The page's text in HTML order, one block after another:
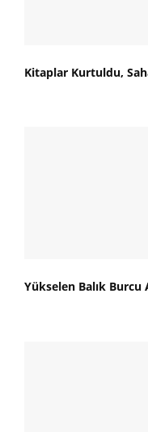
Kitaplar Kurtuldu,
Yükselen Balık